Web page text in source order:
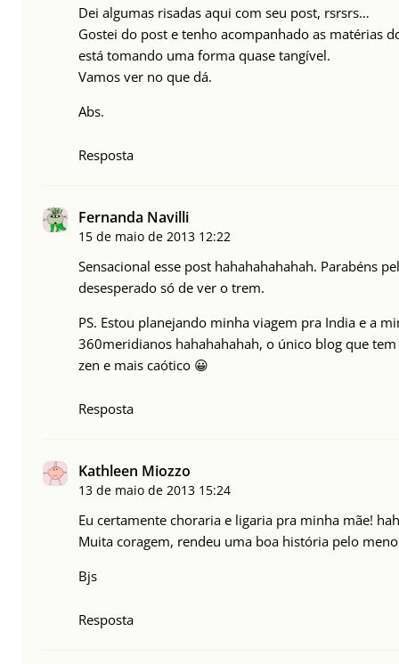
Dei algumas risadas aqui com seu post, rsrsrs…
Gostei do post e tenho acompanhado as matérias
está tomando uma forma quase tangível.
Vamos ver no que dá.
Abs.
Resposta
Fernanda Navilli
15 de maio de 2013 12:22
Sensacional esse post hahahahahahah. Parabéns
desesperado só de ver o trem.
PS. Estou planejando minha viagem pra India e a
360meridianos hahahahahah, o único blog que
zen e mais caótico 😀
Resposta
Kathleen Miozzo
13 de maio de 2013 15:24
Eu certamente choraria e ligaria pra minha mãe!
Muita coragem, rendeu uma boa história pelo
Bjs
Resposta